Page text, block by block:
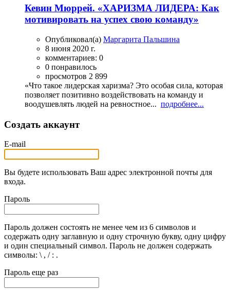
Кевин Мюррей. «ХАРИЗМА ЛИДЕРА: Как
мотивировать на успех свою команду»
Опубликовал(а) Маргарита Пальшина
8 июня 2020 г.
комментариев: 0
0 понравилось
просмотров 2 899
«Что такое лидерская харизма? Это особая сила, которая
позволяет позитивно воздействовать на команду и
воодушевлять людей на ревностное... подробнее...
Создать аккаунт
E-mail
Вы будете использовать Ваш адрес электронной почты для
входа.
Пароль
Пароль должен состоять не менее чем из 6 символов и
содержать одну заглавную и одну строчную букву, одну цифру
и один специальный символ. Пароль не должен содержать
символы: \ , / : .
Пароль еще раз